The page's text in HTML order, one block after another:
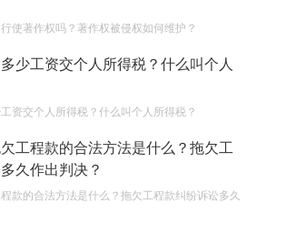
怎么分配？
使著作权吗？著作权被侵权如何维护？
少工资交个人所得税？什么叫个人
资交个人所得税？什么叫个人所得税？
工程款的合法方法是什么？拖欠工
久作出判决？
款的合法方法是什么？拖欠工程款纠纷诉讼多久